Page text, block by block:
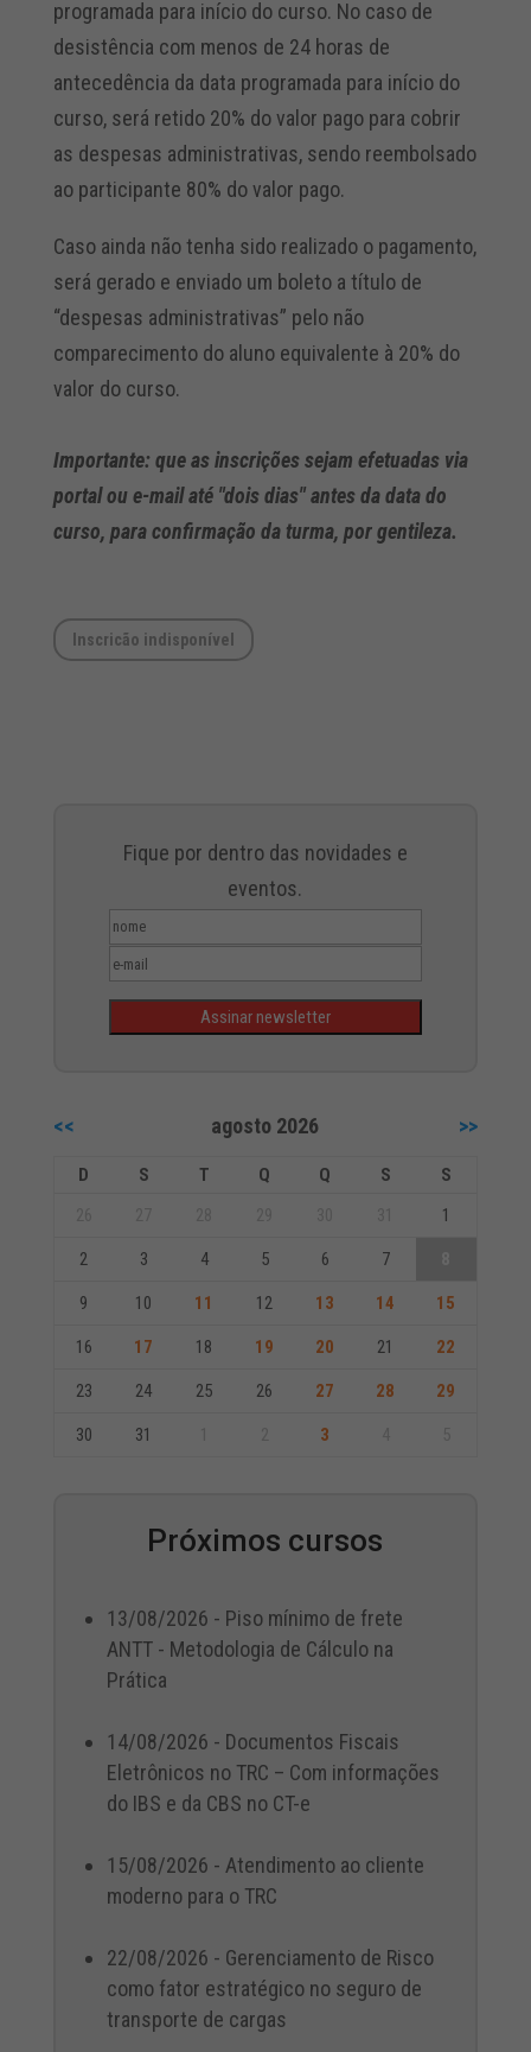
programada para início do curso. No caso de
desistência com menos de 24 horas de
antecedência da data programada para início do
curso, será retido 20% do valor pago para cobrir
as despesas administrativas, sendo reembolsado
ao participante 80% do valor pago.
Caso ainda não tenha sido realizado o pagamento,
será gerado e enviado um boleto a título de
“despesas administrativas” pelo não
comparecimento do aluno equivalente à 20% do
valor do curso.
Importante: que as inscrições sejam efetuadas via
portal ou e-mail até "dois dias" antes da data do
curso, para confirmação da turma, por gentileza.
Inscricão indisponível
Fique por dentro das novidades e
eventos.
<< agosto 2026 >>
D S T Q Q S
S
1
2 3 4 5 6 7
9 10 11 12 13 14 15
16 17 18 19 20 21 22
23 24 25 26 27 28 29
30 31 3
Próximos cursos
13/08/2026 - Piso mínimo de frete
ANTT - Metodologia de Cálculo na
Prática
14/08/2026 - Documentos Fiscais
Eletrônicos no TRC – Com informações
do IBS e da CBS no CT-e
15/08/2026 - Atendimento ao cliente
moderno para o TRC
22/08/2026 - Gerenciamento de Risco
como fator estratégico no seguro de
transporte de cargas